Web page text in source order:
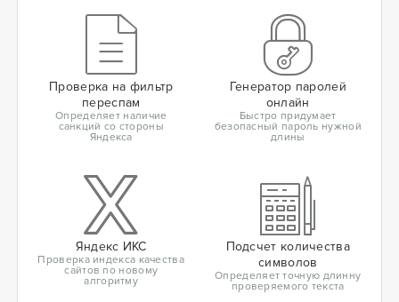
Проверка на фильтр
переспам
Определяет наличие
санкций со стороны
Яндекса
Генератор паролей
онлайн
Быстро придумает
безопасный пароль нужной
длины
Яндекс ИКС
Проверка индекса качества
сайтов по новому
алгоритму
Подсчет количества
символов
Определяет точную длинну
проверяемого текста